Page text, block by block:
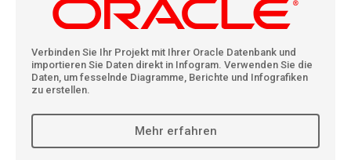
Verbinden Sie Ihr Projekt mit Ihrer Oracle Datenbank und
importieren Sie Daten direkt in Infogram. Verwenden Sie die
Daten, um fesselnde Diagramme, Berichte und Infografiken
zu erstellen.
Mehr erfahren